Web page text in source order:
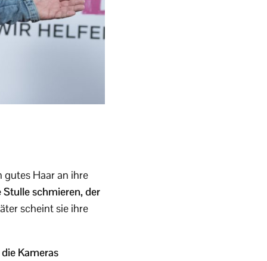
gutes Haar an ihre
schmieren, der
scheint sie ihre
Kameras